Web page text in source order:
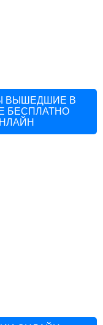
ВЫШЕДШИЕ В
БЕСПЛАТНО